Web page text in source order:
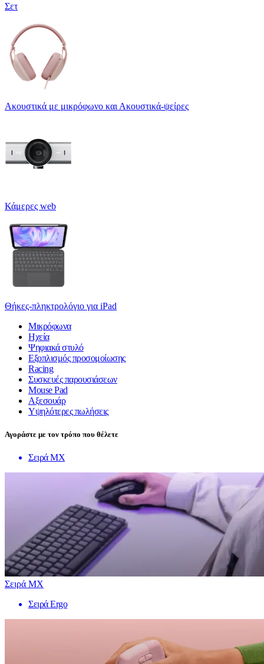
Σετ
Ακουστικά με μικρόφωνο και Ακουστικά-ψείρες
Κάμερες web
Θήκες-πληκτρολόγιο για iPad
Μικρόφωνα
Ηχεία
Ψηφιακά στυλό
Εξοπλισμός προσομοίωσης
Racing
Συσκευές παρουσιάσεων
Mouse Pad
Αξεσουάρ
Υψηλότερες πωλήσεις
Αγοράστε με τον τρόπο που θέλετε
Σειρά MX
Σειρά MX
Σειρά Ergo